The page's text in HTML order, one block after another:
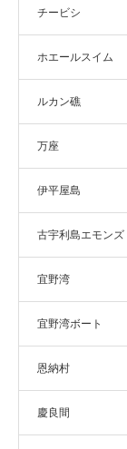
チービシ
ホエールスイム
ルカン礁
万座
伊平屋島
古宇利島エモンズ
宜野湾
宜野湾ボート
恩納村
慶良間